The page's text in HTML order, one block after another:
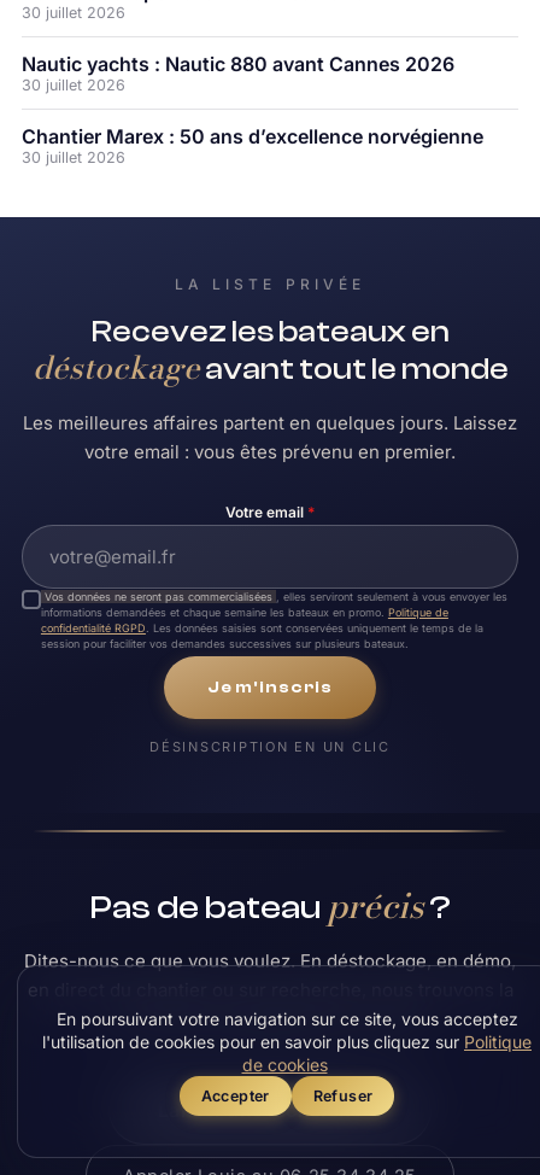
En poursuivant votre navigation sur ce site, vous acceptez
l'utilisation de cookies pour en savoir plus cliquez sur Politique
de cookies
Accepter Refuser
30 juillet 2026
Nautic yachts : Nautic 880 avant Cannes 2026
30 juillet 2026
Chantier Marex : 50 ans d’excellence norvégienne
30 juillet 2026
LA LISTE PRIVÉE
Recevez les bateaux en
déstockageavant tout le monde
Les meilleures affaires partent en quelques jours. Laissez
votre email : vous êtes prévenu en premier.
Votre email *
Vos données ne seront pas commercialisées
, elles serviront seulement à vous envoyer les
informations demandées et chaque semaine les bateaux en promo. Politique de
confidentialité RGPD . Les données saisies sont conservées uniquement le temps de la
session pour faciliter vos demandes successives sur plusieurs bateaux.
Je m'inscris
DÉSINSCRIPTION EN UN CLIC
Pas de bateau précis?
Dites-nous ce que vous voulez. En déstockage, en démo,
en direct du chantier ou sur recherche, nous trouvons la
voie la plus avantageuse pour l'avoir.
Lancer une recherche→